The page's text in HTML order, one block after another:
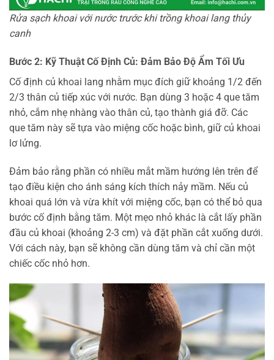
Rửa sạch khoai với nước trước khi trồng khoai lang thủy
canh
Bước 2: Kỹ Thuật Cố Định Củ: Đảm Bảo Độ Ẩm Tối Ưu
Cố định củ khoai lang nhằm mục đích giữ khoảng 1/2 đến
2/3 thân củ tiếp xúc với nước. Bạn dùng 3 hoặc 4 que tăm
nhỏ, cắm nhẹ nhàng vào thân củ, tạo thành giá đỡ. Các
que tăm này sẽ tựa vào miệng cốc hoặc bình, giữ củ khoai
lơ lửng.
Đảm bảo rằng phần có nhiều mắt mầm hướng lên trên để
tạo điều kiện cho ánh sáng kích thích nảy mầm. Nếu củ
khoai quá lớn và vừa khít với miệng cốc, bạn có thể bỏ qua
bước cố định bằng tăm. Một mẹo nhỏ khác là cắt lấy phần
đầu củ khoai (khoảng 2-3 cm) và đặt phần cắt xuống dưới.
Với cách này, bạn sẽ không cần dùng tăm và chỉ cần một
chiếc cốc nhỏ hơn.